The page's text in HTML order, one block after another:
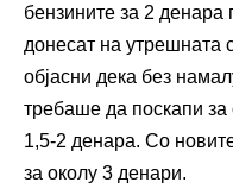
бензините за 2 денара
донесат на утрешната
објасни дека без
требаше да поскапи за
1,5-2 денара. Со
за околу 3 денари.